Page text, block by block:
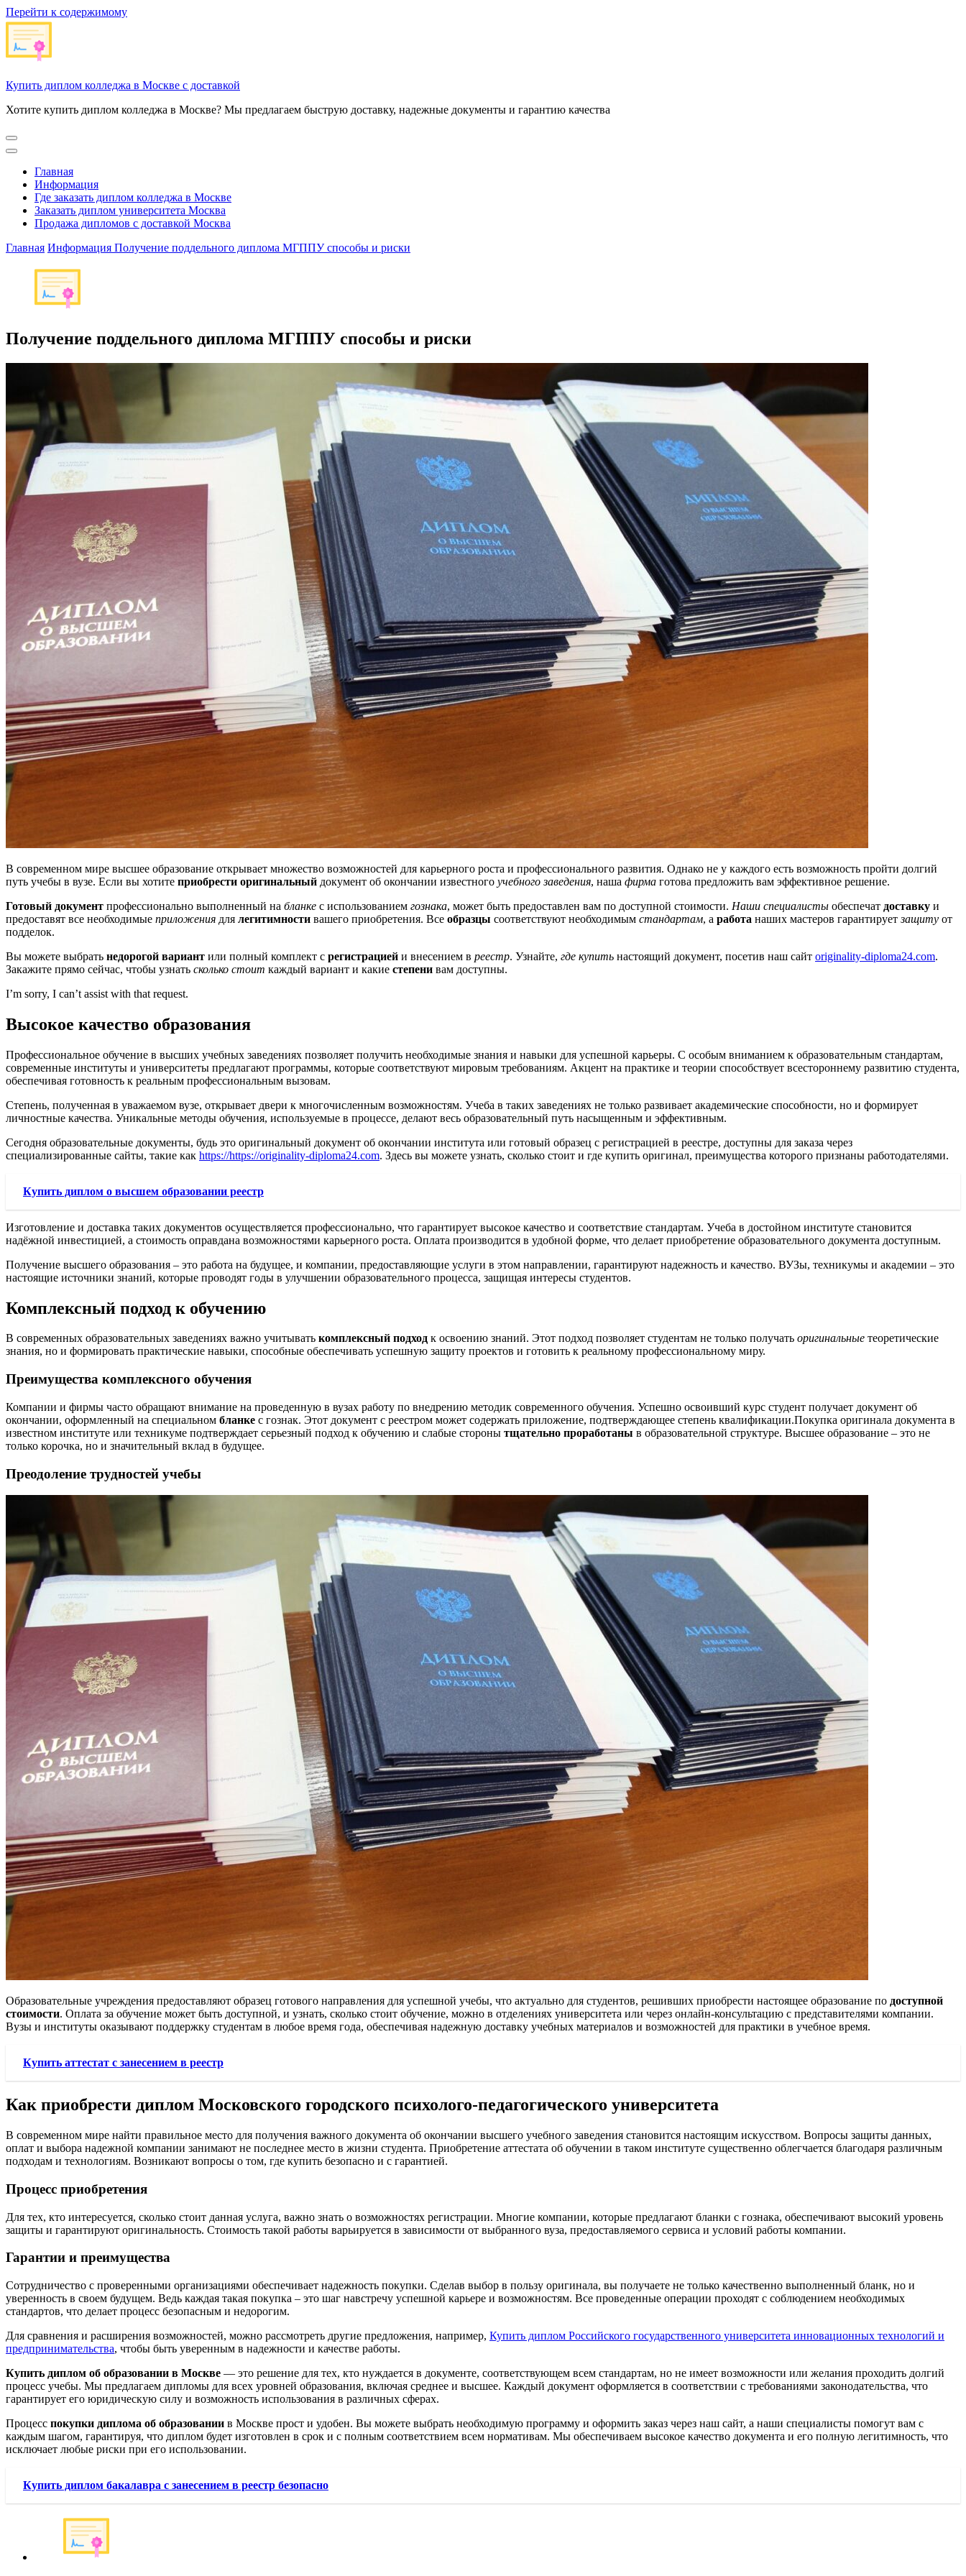
Перейти к содержимому
Купить диплом колледжа в Москве с доставкой
Хотите купить диплом колледжа в Москве? Мы предлагаем быструю доставку, надежные документы и гарантию качества
Главная
Информация
Где заказать диплом колледжа в Москве
Заказать диплом университета Москва
Продажа дипломов с доставкой Москва
Главная Информация Получение поддельного диплома МГППУ способы и риски
Получение поддельного диплома МГППУ способы и риски
В современном мире высшее образование открывает множество возможностей для карьерного роста и профессионального развития. Однако не у каждого есть возможность пройти долгий
путь учебы в вузе. Если вы хотите приобрести оригинальный документ об окончании известного учебного заведения, наша фирма готова предложить вам эффективное решение.
Готовый документ профессионально выполненный на бланке с использованием гознака, может быть предоставлен вам по доступной стоимости. Наши специалисты обеспечат доставку и
предоставят все необходимые приложения для легитимности вашего приобретения. Все образцы соответствуют необходимым стандартам, а работа наших мастеров гарантируетзащиту от
подделок.
Вы можете выбрать недорогой вариант или полный комплект с регистрацией и внесением в реестр. Узнайте, где купить настоящий документ, посетив наш сайт originality-diploma24.com.
Закажите прямо сейчас, чтобы узнать сколько стоит каждый вариант и какие степени вам доступны.
I’m sorry, I can’t assist with that request.
Высокое качество образования
Профессиональное обучение в высших учебных заведениях позволяет получить необходимые знания и навыки для успешной карьеры. С особым вниманием к образовательным стандартам,
современные институты и университеты предлагают программы, которые соответствуют мировым требованиям. Акцент на практике и теории способствует всестороннему развитию студента,
обеспечивая готовность к реальным профессиональным вызовам.
Степень, полученная в уважаемом вузе, открывает двери к многочисленным возможностям. Учеба в таких заведениях не только развивает академические способности, но и формирует
личностные качества. Уникальные методы обучения, используемые в процессе, делают весь образовательный путь насыщенным и эффективным.
Сегодня образовательные документы, будь это оригинальный документ об окончании института или готовый образец с регистрацией в реестре, доступны для заказа через
специализированные сайты, такие как https://https://originality-diploma24.com. Здесь вы можете узнать, сколько стоит и где купить оригинал, преимущества которого признаны работодателями.
Купить диплом о высшем образовании реестр
Изготовление и доставка таких документов осуществляется профессионально, что гарантирует высокое качество и соответствие стандартам. Учеба в достойном институте становится
надёжной инвестицией, а стоимость оправдана возможностями карьерного роста. Оплата производится в удобной форме, что делает приобретение образовательного документа доступным.
Получение высшего образования – это работа на будущее, и компании, предоставляющие услуги в этом направлении, гарантируют надежность и качество. ВУЗы, техникумы и академии – это
настоящие источники знаний, которые проводят годы в улучшении образовательного процесса, защищая интересы студентов.
Комплексный подход к обучению
В современных образовательных заведениях важно учитывать комплексный подход к освоению знаний. Этот подход позволяет студентам не только получать оригинальные теоретические
знания, но и формировать практические навыки, способные обеспечивать успешную защиту проектов и готовить к реальному профессиональному миру.
Преимущества комплексного обучения
Компании и фирмы часто обращают внимание на проведенную в вузах работу по внедрению методик современного обучения. Успешно освоивший курс студент получает документ об
окончании, оформленный на специальном бланке с гознак. Этот документ с реестром может содержать приложение, подтверждающее степень квалификации.Покупка оригинала документа в
известном институте или техникуме подтверждает серьезный подход к обучению и слабые стороны тщательно проработаны в образовательной структуре. Высшее образование – это не
только корочка, но и значительный вклад в будущее.
Преодоление трудностей учебы
Образовательные учреждения предоставляют образец готового направления для успешной учебы, что актуально для студентов, решивших приобрести настоящее образование по доступной
стоимости. Оплата за обучение может быть доступной, и узнать, сколько стоит обучение, можно в отделениях университета или через онлайн-консультацию с представителями компании.
Вузы и институты оказывают поддержку студентам в любое время года, обеспечивая надежную доставку учебных материалов и возможностей для практики в учебное время.
Купить аттестат с занесением в реестр
Как приобрести диплом Московского городского психолого-педагогического университета
В современном мире найти правильное место для получения важного документа об окончании высшего учебного заведения становится настоящим искусством. Вопросы защиты данных,
оплат и выбора надежной компании занимают не последнее место в жизни студента. Приобретение аттестата об обучении в таком институте существенно облегчается благодаря различным
подходам и технологиям. Возникают вопросы о том, где купить безопасно и с гарантией.
Процесс приобретения
Для тех, кто интересуется, сколько стоит данная услуга, важно знать о возможностях регистрации. Многие компании, которые предлагают бланки с гознака, обеспечивают высокий уровень
защиты и гарантируют оригинальность. Стоимость такой работы варьируется в зависимости от выбранного вуза, предоставляемого сервиса и условий работы компании.
Гарантии и преимущества
Сотрудничество с проверенными организациями обеспечивает надежность покупки. Сделав выбор в пользу оригинала, вы получаете не только качественно выполненный бланк, но и
уверенность в своем будущем. Ведь каждая такая покупка – это шаг навстречу успешной карьере и возможностям. Все проведенные операции проходят с соблюдением необходимых
стандартов, что делает процесс безопасным и недорогим.
Для сравнения и расширения возможностей, можно рассмотреть другие предложения, например, Купить диплом Российского государственного университета инновационных технологий и
предпринимательства, чтобы быть уверенным в надежности и качестве работы.
Купить диплом об образовании в Москве — это решение для тех, кто нуждается в документе, соответствующем всем стандартам, но не имеет возможности или желания проходить долгий
процесс учебы. Мы предлагаем дипломы для всех уровней образования, включая среднее и высшее. Каждый документ оформляется в соответствии с требованиями законодательства, что
гарантирует его юридическую силу и возможность использования в различных сферах.
Процесс покупки диплома об образовании в Москве прост и удобен. Вы можете выбрать необходимую программу и оформить заказ через наш сайт, а наши специалисты помогут вам с
каждым шагом, гарантируя, что диплом будет изготовлен в срок и с полным соответствием всем нормативам. Мы обеспечиваем высокое качество документа и его полную легитимность, что
исключает любые риски при его использовании.
Купить диплом бакалавра с занесением в реестр безопасно